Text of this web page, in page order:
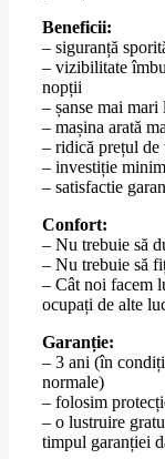
Beneficii:
– siguranță
– vizibilitate
nopții
– șanse mai mari
– mașina arată
– ridică prețul de
– investiție
– satisfactie
Confort:
– Nu trebuie să
– Nu trebuie să
– Cât noi facem
ocupați de alte
Garanție:
– 3 ani (în
normale)
– folosim
– o lustruire
timpul garanției